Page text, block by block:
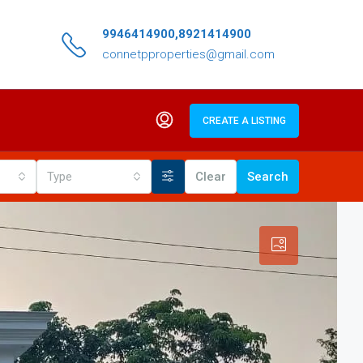
9946414900,8921414900
connetpproperties@gmail.com
CREATE A LISTING
Type Clear Search